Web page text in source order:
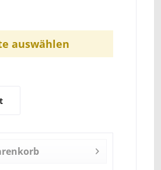
auswählen